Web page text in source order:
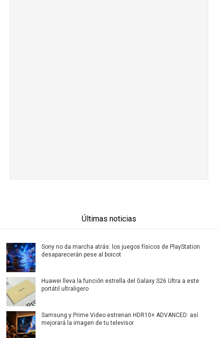
Últimas noticias
Sony no da marcha atrás: los juegos físicos de PlayStation
desaparecerán pese al boicot
Huawei lleva la función estrella del Galaxy S26 Ultra a este
portátil ultraligero
Samsung y Prime Video estrenan HDR10+ ADVANCED: así
mejorará la imagen de tu televisor